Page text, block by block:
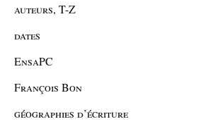
auteurs, T-Z
dates
EnsaPC
François Bon
géographies d’écriture